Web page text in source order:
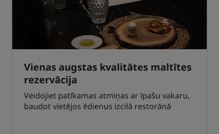
Vienas augstas kvalitātes maltītes
rezervācija
Veidojiet patīkamas atmiņas ar īpašu vakaru,
baudot vietējos ēdienus izcilā restorānā